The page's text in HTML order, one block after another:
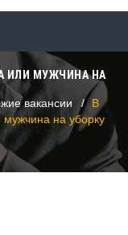
ИЛИ МУЖЧИНА НА
вакансии
В
на уборку